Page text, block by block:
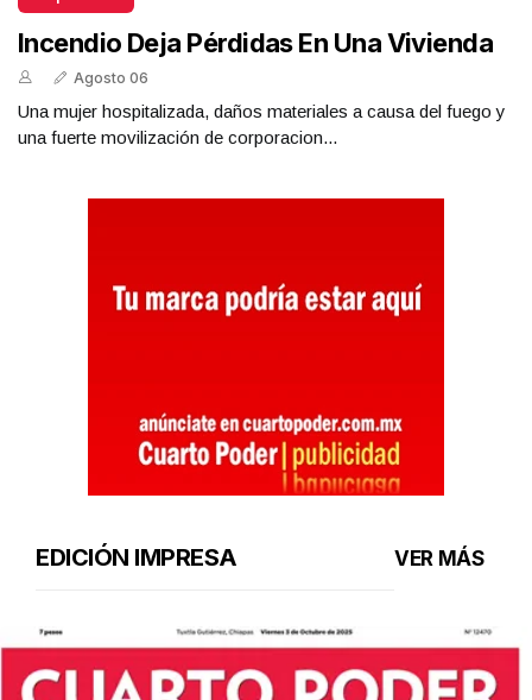
Incendio Deja Pérdidas En Una Vivienda
Agosto 06
Una mujer hospitalizada, daños materiales a causa del fuego y
una fuerte movilización de corporacion...
EDICIÓN IMPRESA VER MÁS